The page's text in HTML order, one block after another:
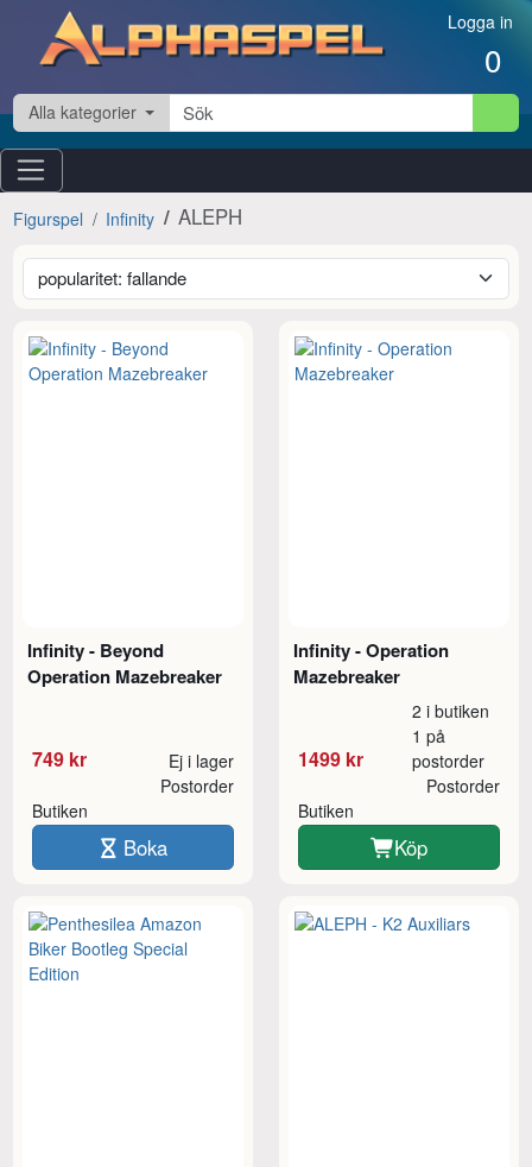
Hoppa till innehåll Logga in
0
Alla kategorier
Figurspel Infinity ALEPH
Infinity - Beyond
Operation Mazebreaker
749 kr Ej i lager
Butiken
Postorder
Boka
Infinity - Operation
Mazebreaker
1499 kr
2 i butiken
1 på
postorder
Butiken
Postorder
Köp